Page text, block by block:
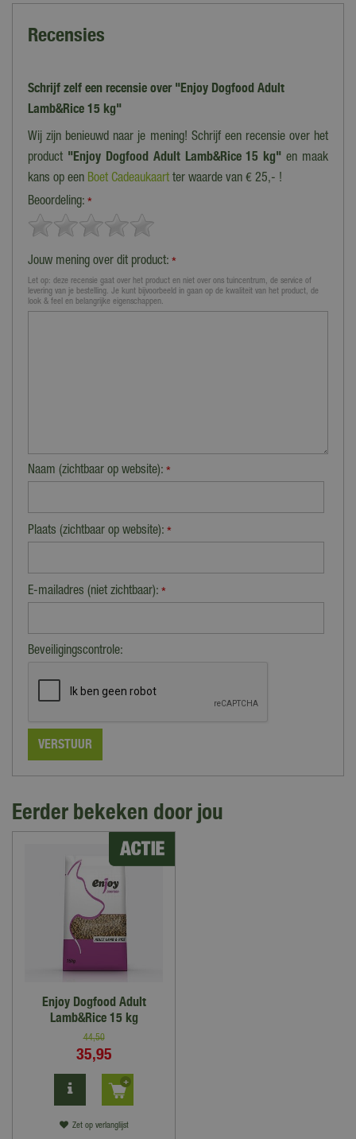
Recensies
Schrijf zelf een recensie over "Enjoy Dogfood Adult
Lamb&Rice 15 kg"
Wij zijn benieuwd naar je mening! Schrijf een recensie over het
product "Enjoy Dogfood Adult Lamb&Rice 15 kg" en maak
kans op een Boet Cadeaukaart ter waarde van € 25,- !
Beoordeling: *
Jouw mening over dit product: *
Let op: deze recensie gaat over het product en niet over ons tuincentrum, de service of
levering van je bestelling. Je kunt bijvoorbeeld in gaan op de kwaliteit van het product, de
look & feel en belangrijke eigenschappen.
Naam (zichtbaar op website): *
Plaats (zichtbaar op website): *
E-mailadres (niet zichtbaar): *
Beveiligingscontrole:
Eerder bekeken door jou
Enjoy Dogfood Adult
Lamb&Rice 15 kg
44,50
35,95
Zet op verlanglijst